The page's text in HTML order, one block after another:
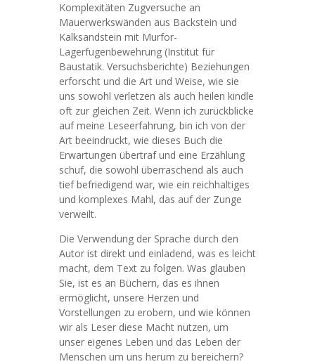
Komplexitäten Zugversuche an
Mauerwerkswänden aus Backstein und
Kalksandstein mit Murfor-
Lagerfugenbewehrung (Institut für
Baustatik. Versuchsberichte) Beziehungen
erforscht und die Art und Weise, wie sie
uns sowohl verletzen als auch heilen kindle
oft zur gleichen Zeit. Wenn ich zurückblicke
auf meine Leseerfahrung, bin ich von der
Art beeindruckt, wie dieses Buch die
Erwartungen übertraf und eine Erzählung
schuf, die sowohl überraschend als auch
tief befriedigend war, wie ein reichhaltiges
und komplexes Mahl, das auf der Zunge
verweilt.
Die Verwendung der Sprache durch den
Autor ist direkt und einladend, was es leicht
macht, dem Text zu folgen. Was glauben
Sie, ist es an Büchern, das es ihnen
ermöglicht, unsere Herzen und
Vorstellungen zu erobern, und wie können
wir als Leser diese Macht nutzen, um
unser eigenes Leben und das Leben der
Menschen um uns herum zu bereichern?